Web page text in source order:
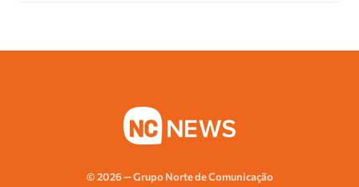
© 2026 — Grupo Norte de Comunicação